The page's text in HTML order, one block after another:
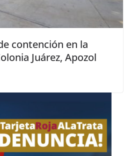
contención en la
Juárez, Apozol